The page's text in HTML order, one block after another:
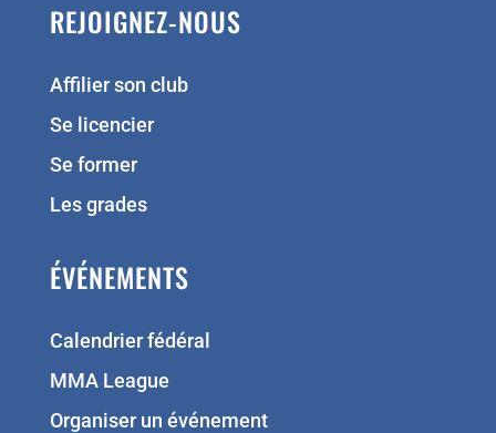
REJOIGNEZ-NOUS
Affilier son club
Se licencier
Se former
Les grades
ÉVÉNEMENTS
Calendrier fédéral
MMA League
Organiser un événement